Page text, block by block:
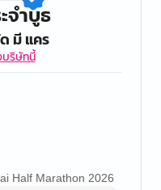
จำบูธ
มี แคร
ริษัทนี้
Half Marathon 2026